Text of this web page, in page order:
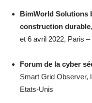
BimWorld Solutions
construction durable
et 6 avril 2022, Paris
Forum de la cyber
Smart Grid Observer,
Etats-Unis